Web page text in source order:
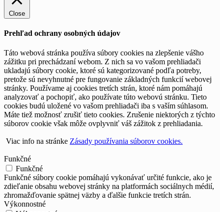
Close
Prehľad ochrany osobných údajov
Táto webová stránka používa súbory cookies na zlepšenie vášho
zážitku pri prechádzaní webom. Z nich sa vo vašom prehliadači
ukladajú súbory cookie, ktoré sú kategorizované podľa potreby,
pretože sú nevyhnutné pre fungovanie základných funkcií webovej
stránky. Používame aj cookies tretích strán, ktoré nám pomáhajú
analyzovať a pochopiť, ako používate túto webovú stránku. Tieto
cookies budú uložené vo vašom prehliadači iba s vaším súhlasom.
Máte tiež možnosť zrušiť tieto cookies. Zrušenie niektorých z týchto
súborov cookie však môže ovplyvniť váš zážitok z prehliadania.
Viac info na stránke Zásady používania súborov cookies.
Funkčné
Funkčné
Funkčné súbory cookie pomáhajú vykonávať určité funkcie, ako je
zdieľanie obsahu webovej stránky na platformách sociálnych médií,
zhromažďovanie spätnej väzby a ďalšie funkcie tretích strán.
Výkonnostné